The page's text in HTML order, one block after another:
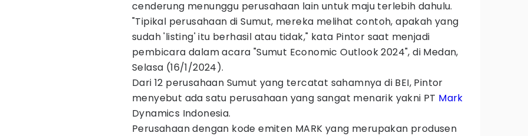
cenderung menunggu perusahaan lain untuk maju terlebih dahulu.
"Tipikal perusahaan di Sumut, mereka melihat contoh, apakah yang
sudah 'listing' itu berhasil atau tidak," kata Pintor saat menjadi
pembicara dalam acara "Sumut Economic Outlook 2024", di Medan,
Selasa (16/1/2024).
Dari 12 perusahaan Sumut yang tercatat sahamnya di BEI, Pintor
menyebut ada satu perusahaan yang sangat menarik yakni PT Mark
Dynamics Indonesia.
Perusahaan dengan kode emiten MARK yang merupakan produsen